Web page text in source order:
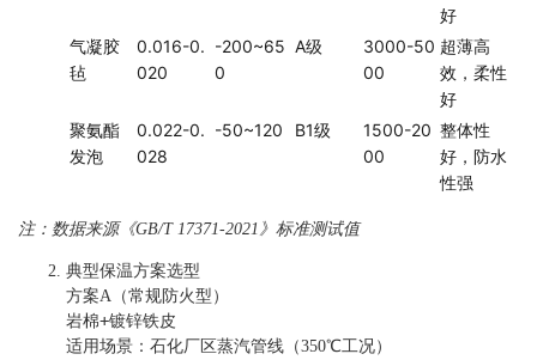
好
气凝胶
毡
0.016-0.
020
-200~65
0
A级
3000-50
00
超薄高
效，柔性
好
聚氨酯
发泡
0.022-0.
028
-50~120 B1级
1500-20
00
整体性
好，防水
性强
注：数据来源《GB/T 17371-2021》标准测试值
典型保温方案选型
方案A（常规防火型）
岩棉+镀锌铁皮
适用场景：石化厂区蒸汽管线（350℃工况）